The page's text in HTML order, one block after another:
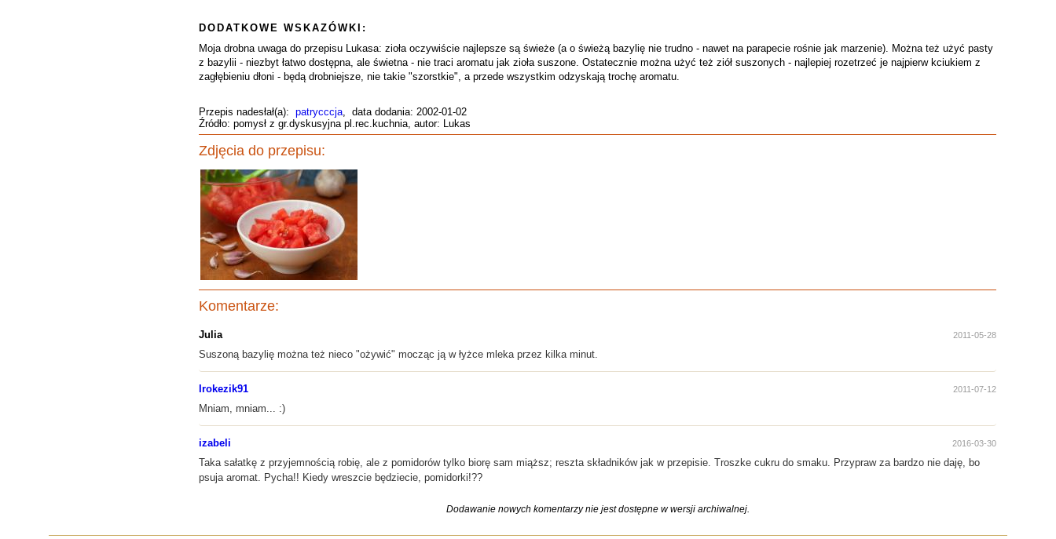
DODATKOWE WSKAZÓWKI:
Moja drobna uwaga do przepisu Lukasa: zioła oczywiście najlepsze są świeże (a o świeżą bazylię nie trudno - nawet na parapecie rośnie jak marzenie). Można też użyć pasty
z bazylii - niezbyt łatwo dostępna, ale świetna - nie traci aromatu jak zioła suszone. Ostatecznie można użyć też ziół suszonych - najlepiej rozetrzeć je najpierw kciukiem z
zagłębieniu dłoni - będą drobniejsze, nie takie "szorstkie", a przede wszystkim odzyskają trochę aromatu.
Przepis nadesłał(a): patrycccja, data dodania: 2002-01-02
Źródło: pomysł z gr.dyskusyjna pl.rec.kuchnia, autor: Lukas
Zdjęcia do przepisu:
Komentarze:
Julia 2011-05-28
Suszoną bazylię można też nieco "ożywić" mocząc ją w łyżce mleka przez kilka minut.
Irokezik91 2011-07-12
Mniam, mniam... :)
izabeli 2016-03-30
Taka sałatkę z przyjemnością robię, ale z pomidorów tylko biorę sam miąższ; reszta składników jak w przepisie. Troszke cukru do smaku. Przypraw za bardzo nie daję, bo
psuja aromat. Pycha!! Kiedy wreszcie będziecie, pomidorki!??
Dodawanie nowych komentarzy nie jest dostępne w wersji archiwalnej.